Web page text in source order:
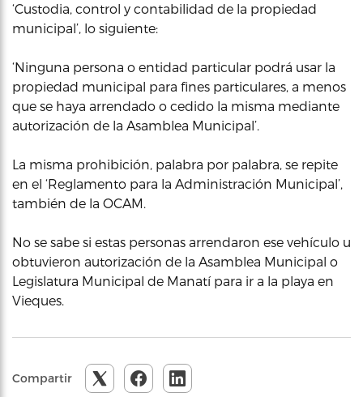
‘Custodia, control y contabilidad de la propiedad
municipal’, lo siguiente:
‘Ninguna persona o entidad particular podrá usar la
propiedad municipal para fines particulares, a menos
que se haya arrendado o cedido la misma mediante
autorización de la Asamblea Municipal’.
La misma prohibición, palabra por palabra, se repite
en el ‘Reglamento para la Administración Municipal’,
también de la OCAM.
No se sabe si estas personas arrendaron ese vehículo u
obtuvieron autorización de la Asamblea Municipal o
Legislatura Municipal de Manatí para ir a la playa en
Vieques.
Compartir